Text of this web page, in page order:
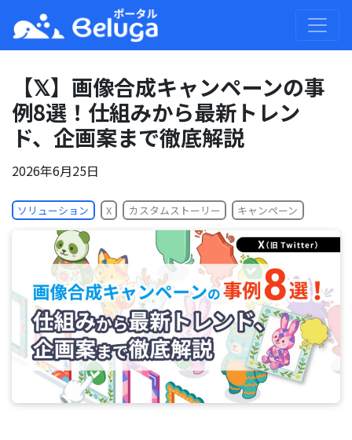
【𝕏】画像合成キャンペーンの事
例8選！仕組みから最新トレン
ド、企画案まで徹底解説
2026年6月25日
X カスタムストーリー キャンペーン